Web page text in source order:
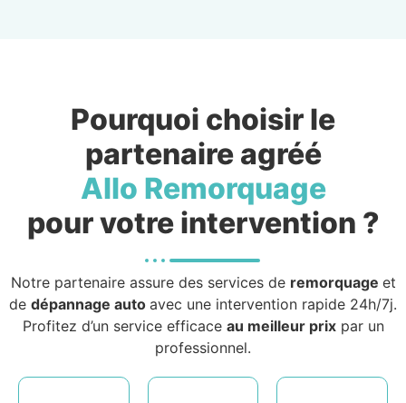
Pourquoi choisir le
partenaire agréé
Allo Remorquage
pour votre intervention ?
Notre partenaire assure des services de remorquage et
de dépannage auto avec une intervention rapide 24h/7j.
Profitez d’un service efficace au meilleur prixpar un
professionnel.